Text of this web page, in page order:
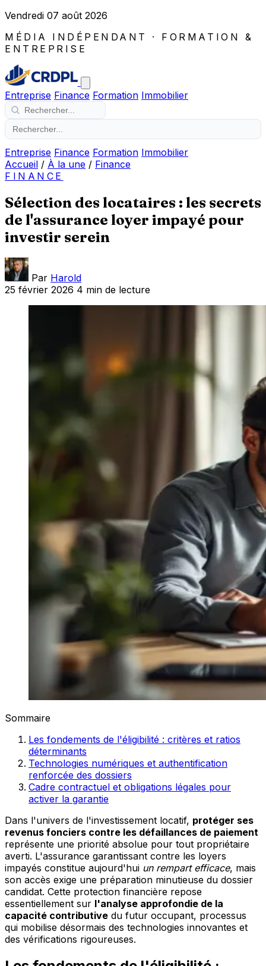
Vendredi 07 août 2026
MÉDIA INDÉPENDANT · FORMATION &
ENTREPRISE
Entreprise Finance Formation Immobilier
Entreprise Finance Formation Immobilier
Accueil / À la une / Finance
FINANCE
Sélection des locataires : les secrets
de l'assurance loyer impayé pour
investir serein
Par Harold
25 février 2026 4 min de lecture
Sommaire
Les fondements de l'éligibilité : critères et ratios
déterminants
Technologies numériques et authentification
renforcée des dossiers
Cadre contractuel et obligations légales pour
activer la garantie
Dans l'univers de l'investissement locatif, protéger ses
revenus fonciers contre les défaillances de paiement
représente une priorité absolue pour tout propriétaire
averti. L'assurance garantissant contre les loyers
impayés constitue aujourd'hui un rempart efficace, mais
son accès exige une préparation minutieuse du dossier
candidat. Cette protection financière repose
essentiellement sur l'analyse approfondie de la
capacité contributive du futur occupant, processus
qui mobilise désormais des technologies innovantes et
des vérifications rigoureuses.